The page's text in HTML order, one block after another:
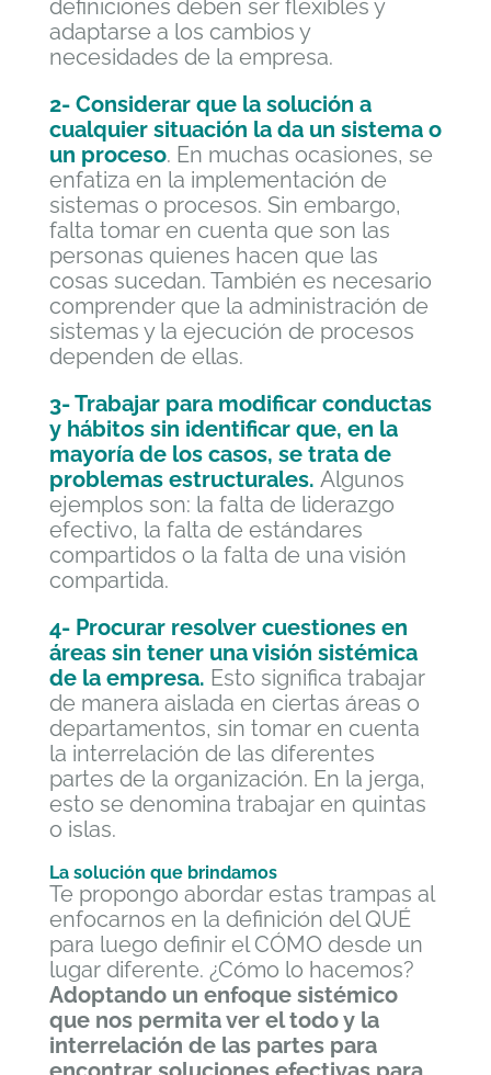
definiciones deben ser flexibles y
adaptarse a los cambios y
necesidades de la empresa.
2- Considerar que la solución a
cualquier situación la da un sistema o
un proceso. En muchas ocasiones, se
enfatiza en la implementación de
sistemas o procesos. Sin embargo,
falta tomar en cuenta que son las
personas quienes hacen que las
cosas sucedan. También es necesario
comprender que la administración de
sistemas y la ejecución de procesos
dependen de ellas.
3- Trabajar para modificar conductas
y hábitos sin identificar que, en la
mayoría de los casos, se trata de
problemas estructurales. Algunos
ejemplos son: la falta de liderazgo
efectivo, la falta de estándares
compartidos o la falta de una visión
compartida.
4- Procurar resolver cuestiones en
áreas sin tener una visión sistémica
de la empresa. Esto significa trabajar
de manera aislada en ciertas áreas o
departamentos, sin tomar en cuenta
la interrelación de las diferentes
partes de la organización. En la jerga,
esto se denomina trabajar en quintas
o islas.
La solución que brindamos
Te propongo abordar estas trampas al
enfocarnos en la definición del QUÉ
para luego definir el CÓMO desde un
lugar diferente. ¿Cómo lo hacemos?
Adoptando un enfoque sistémico
que nos permita ver el todo y la
interrelación de las partes para